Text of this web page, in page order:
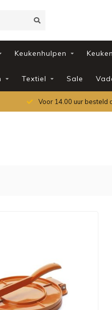
Keukenhulpen
Textiel Sale
Voor 14.00 uur besteld